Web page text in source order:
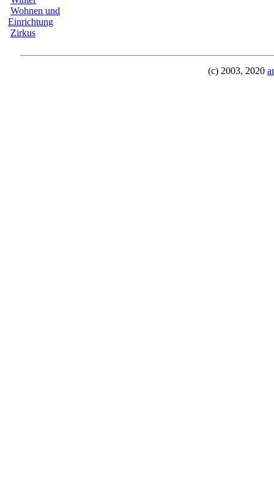
Wohnen und
Einrichtung
Zirkus
(c) 2003, 2020